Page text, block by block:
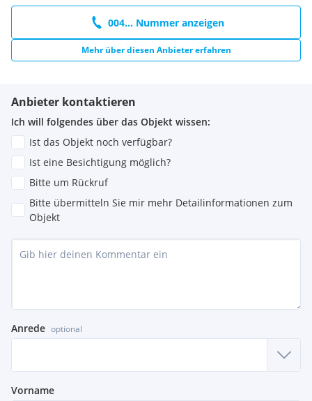
004... Nummer anzeigen
Mehr über diesen Anbieter erfahren
Anbieter kontaktieren
Ich will folgendes über das Objekt wissen:
Ist das Objekt noch verfügbar?
Ist eine Besichtigung möglich?
Bitte um Rückruf
Bitte übermitteln Sie mir mehr Detailinformationen zum
Objekt
Anrede optional
Vorname